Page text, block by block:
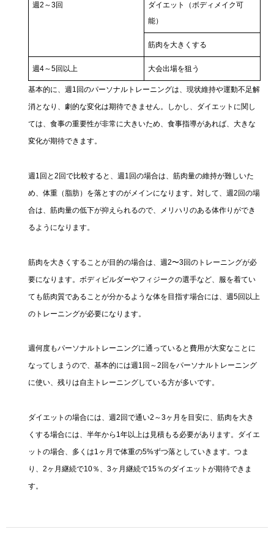
週2～3回
ダイエット（ボディメイク可
能）
筋肉を大きくする
週4～5回以上 大会出場を狙う
基本的に、週1回のパーソナルトレーニングは、現状維持や運動不足解
消となり、劇的な変化は期待できません。しかし、ダイエットに関し
ては、食事の重要性が非常に大きいため、食事指導があれば、大きな
変化が期待できます。
週1回と2回で比較すると、週1回の場合は、筋肉量の維持が難しいた
め、体重（脂肪）を落とすのがメインになります。対して、週2回の場
合は、筋肉量の低下が抑えられるので、メリハリのある体作りができ
るようになります。
筋肉を大きくすることが目的の場合は、週2〜3回のトレーニングが必
要になります。ボディビルダーやフィジークの選手など、服を着てい
ても筋肉質であることが分かるような体を目指す場合には、週5回以上
のトレーニングが必要になります。
週何度もパーソナルトレーニングに通っていると費用が大変なことに
なってしまうので、基本的には週1回～2回をパーソナルトレーニング
に使い、残りは自主トレーニングしている方が多いです。
ダイエットの場合には、週2回で通い2～3ヶ月を目安に、筋肉を大き
くする場合には、半年から1年以上は見積もる必要があります。ダイエ
ットの場合、多くは1ヶ月で体重の5%ずつ落としていきます。つま
り、2ヶ月継続で10％、3ヶ月継続で15％のダイエットが期待できま
す。